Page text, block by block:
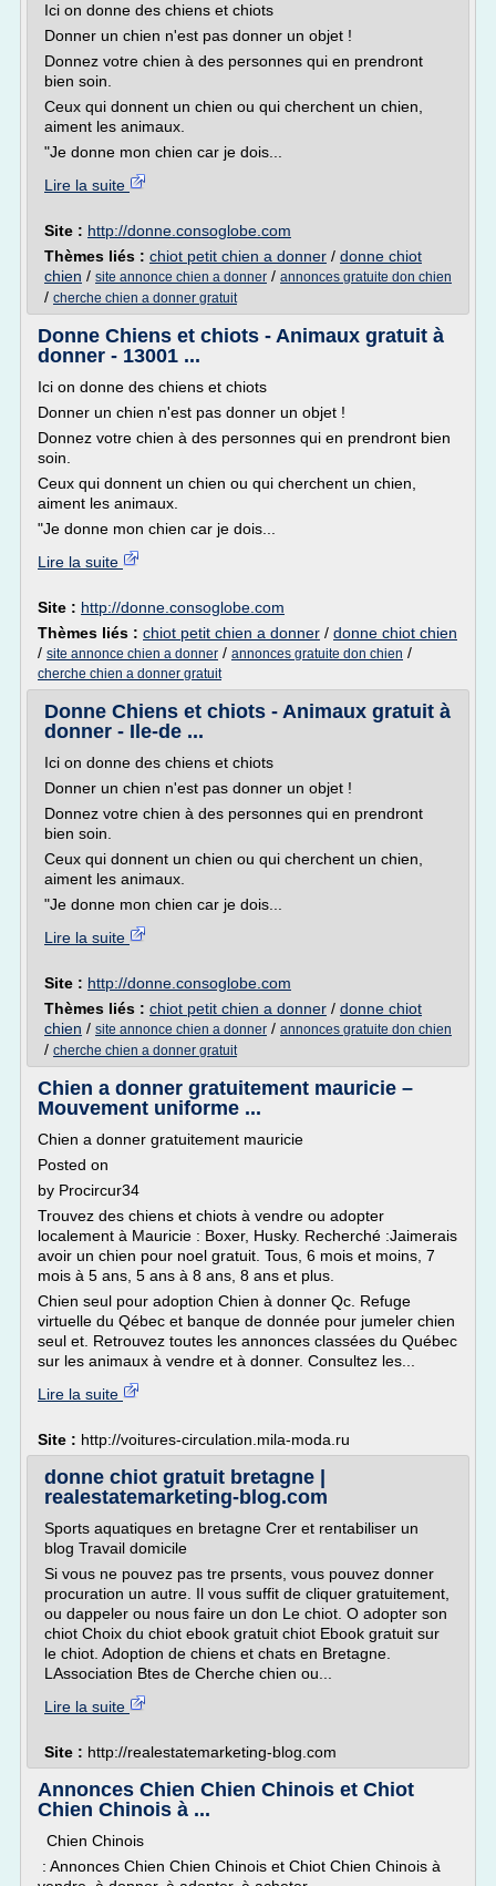
Ici on donne des chiens et chiots
Donner un chien n'est pas donner un objet !
Donnez votre chien à des personnes qui en prendront
bien soin.
Ceux qui donnent un chien ou qui cherchent un chien,
aiment les animaux.
"Je donne mon chien car je dois...
Lire la suite
Site : http://donne.consoglobe.com
Thèmes liés : chiot petit chien a donner / donne chiot
chien / site annonce chien a donner / annonces gratuite don chien
/ cherche chien a donner gratuit
Donne Chiens et chiots - Animaux gratuit à
donner - 13001 ...
Ici on donne des chiens et chiots
Donner un chien n'est pas donner un objet !
Donnez votre chien à des personnes qui en prendront bien
soin.
Ceux qui donnent un chien ou qui cherchent un chien,
aiment les animaux.
"Je donne mon chien car je dois...
Lire la suite
Site : http://donne.consoglobe.com
Thèmes liés : chiot petit chien a donner / donne chiot chien
/ site annonce chien a donner / annonces gratuite don chien /
cherche chien a donner gratuit
Donne Chiens et chiots - Animaux gratuit à
donner - Ile-de ...
Ici on donne des chiens et chiots
Donner un chien n'est pas donner un objet !
Donnez votre chien à des personnes qui en prendront
bien soin.
Ceux qui donnent un chien ou qui cherchent un chien,
aiment les animaux.
"Je donne mon chien car je dois...
Lire la suite
Site : http://donne.consoglobe.com
Thèmes liés : chiot petit chien a donner / donne chiot
chien / site annonce chien a donner / annonces gratuite don chien
/ cherche chien a donner gratuit
Chien a donner gratuitement mauricie –
Mouvement uniforme ...
Chien a donner gratuitement mauricie
Posted on
by Procircur34
Trouvez des chiens et chiots à vendre ou adopter
localement à Mauricie : Boxer, Husky. Recherché :Jaimerais
avoir un chien pour noel gratuit. Tous, 6 mois et moins, 7
mois à 5 ans, 5 ans à 8 ans, 8 ans et plus.
Chien seul pour adoption Chien à donner Qc. Refuge
virtuelle du Qébec et banque de donnée pour jumeler chien
seul et. Retrouvez toutes les annonces classées du Québec
sur les animaux à vendre et à donner. Consultez les...
Lire la suite
Site : http://voitures-circulation.mila-moda.ru
donne chiot gratuit bretagne |
realestatemarketing-blog.com
Sports aquatiques en bretagne Crer et rentabiliser un
blog Travail domicile
Si vous ne pouvez pas tre prsents, vous pouvez donner
procuration un autre. Il vous suffit de cliquer gratuitement,
ou dappeler ou nous faire un don Le chiot. O adopter son
chiot Choix du chiot ebook gratuit chiot Ebook gratuit sur
le chiot. Adoption de chiens et chats en Bretagne.
LAssociation Btes de Cherche chien ou...
Lire la suite
Site : http://realestatemarketing-blog.com
Annonces Chien Chien Chinois et Chiot
Chien Chinois à ...
Chien Chinois
: Annonces Chien Chien Chinois et Chiot Chien Chinois à